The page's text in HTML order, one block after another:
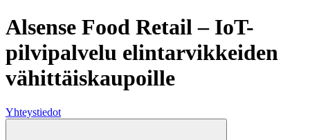
Alsense Food Retail ‒ IoT-
pilvipalvelu elintarvikkeiden
vähittäiskaupoille
Yhteystiedot